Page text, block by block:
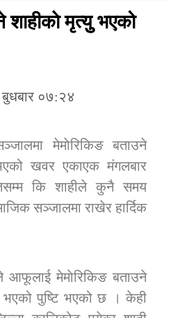
कार्यालय जुम्ला सुचना सन्देश
जुम्लाको सुचना सन्देश
शाहीकाे मृत्युु भएको
०७:२४
मेमाेरिकिङ बताउने
खवर एकाएक मंगलबार
कि शाहीले कुनै समय
सञ्जालमा राखेर हार्दिक
आफूलाई मेमाेरिकिङ बताउने
भएको पुष्टि भएको छ । केही